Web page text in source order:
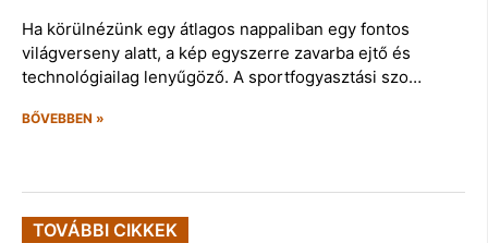
Ha körülnézünk egy átlagos nappaliban egy fontos
világverseny alatt, a kép egyszerre zavarba ejtő és
technológiailag lenyűgöző. A sportfogyasztási szo…
BŐVEBBEN »
TOVÁBBI CIKKEK